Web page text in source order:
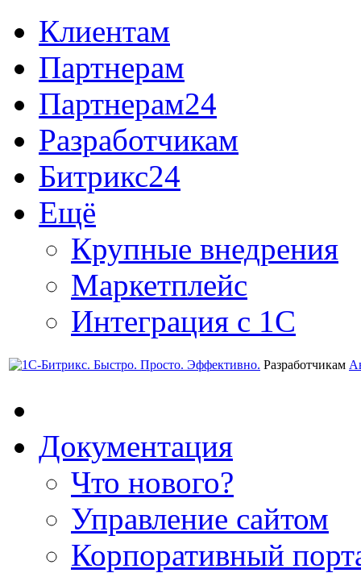
Клиентам
Партнерам
Партнерам24
Разработчикам
Битрикс24
Ещё
Крупные внедрения
Маркетплейс
Интеграция с 1С
Разработчикам
Документация
Что нового?
Управление сайтом
Корпоративный